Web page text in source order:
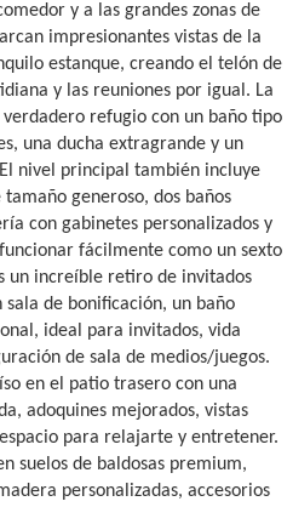
y a las grandes zonas de
impresionantes vistas de la
estanque, creando el telón de
y las reuniones por igual. La
refugio con un baño tipo
una ducha extragrande y un
nivel principal también incluye
generoso, dos baños
con gabinetes personalizados y
fácilmente como un sexto
un increíble retiro de invitados
de bonificación, un baño
ideal para invitados, vida
de sala de medios/juegos.
en el patio trasero con una
adoquines mejorados, vistas
para relajarte y entretener.
suelos de baldosas premium,
personalizadas, accesorios